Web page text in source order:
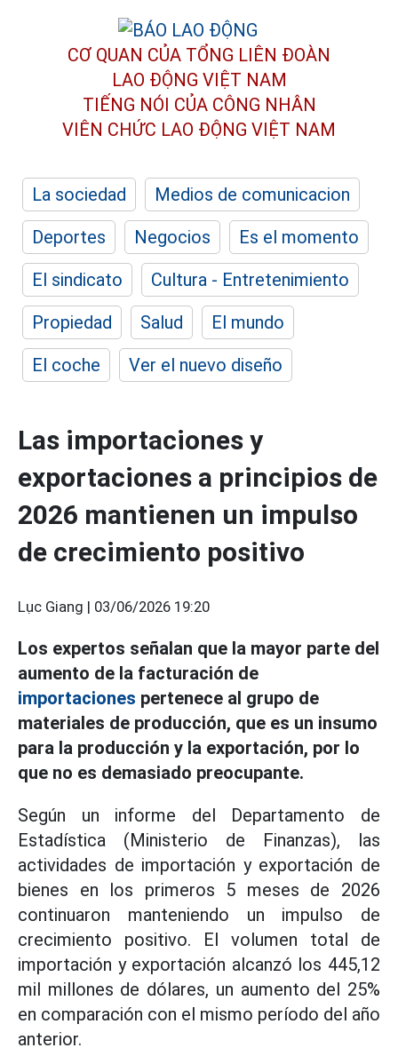
CƠ QUAN CỦA TỔNG LIÊN ĐOÀN
LAO ĐỘNG VIỆT NAM
TIẾNG NÓI CỦA CÔNG NHÂN
VIÊN CHỨC LAO ĐỘNG VIỆT NAM
La sociedad
Medios de comunicacion
Deportes
Negocios
Es el momento
El sindicato
Cultura - Entretenimiento
Propiedad
Salud
El mundo
El coche
Ver el nuevo diseño
Las importaciones y
exportaciones a principios de
2026 mantienen un impulso
de crecimiento positivo
Lục Giang | 03/06/2026 19:20
Los expertos señalan que la mayor parte del
aumento de la facturación de
importaciones pertenece al grupo de
materiales de producción, que es un insumo
para la producción y la exportación, por lo
que no es demasiado preocupante.
Según un informe del Departamento de
Estadística (Ministerio de Finanzas), las
actividades de importación y exportación de
bienes en los primeros 5 meses de 2026
continuaron manteniendo un impulso de
crecimiento positivo. El volumen total de
importación y exportación alcanzó los 445,12
mil millones de dólares, un aumento del 25%
en comparación con el mismo período del año
anterior.